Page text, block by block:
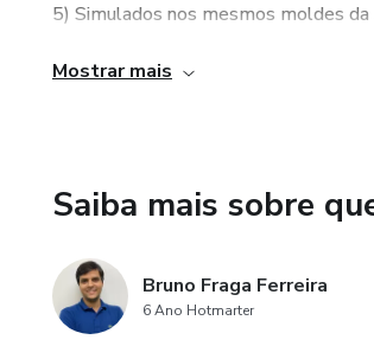
5) Simulados nos mesmos moldes da
6) Monitoria em grupo EXCLUSIVO de
Mostrar mais
Saiba mais sobre
Bruno Fraga Ferreira
6 Ano Hotmarter